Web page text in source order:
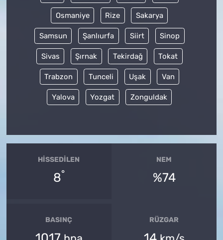
Osmaniye Rize Sakarya
Samsun Şanlıurfa Siirt Sinop
Sivas Şırnak Tekirdağ Tokat
Trabzon Tunceli Uşak Van
Yalova Yozgat Zonguldak
HISSEDILEN
8°
NEM
%74
BASINÇ RÜZGAR